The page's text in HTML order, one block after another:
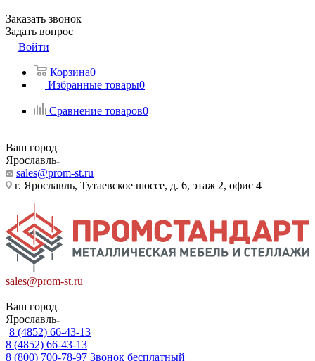
Заказать звонок
Задать вопрос
Войти
Корзина0
Избранные товары0
Сравнение товаров0
Ваш город
Ярославль
sales@prom-st.ru
г. Ярославль, Тутаевское шоссе, д. 6, этаж 2, офис 4
sales@prom-st.ru
Ваш город
Ярославль
8 (4852) 66-43-13
8 (4852) 66-43-13
8 (800) 700-78-97 Звонок бесплатный